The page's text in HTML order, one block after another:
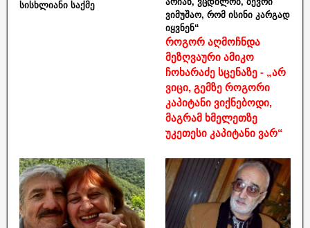
სისხლიანი საქმე
ვიმუშაო, რომ ისინი კარგად
იყვნენ“
როგორ აღმოჩნდა
მეზღვაური ამიკო
ჩოხარაძე სცენაზე - „არ
ვიცი, გემზე როგორი
კაპიტანი ვიქნებოდი,
მაგრამ ხმელეთზე
უკეთესი კაპიტანი ვარ“